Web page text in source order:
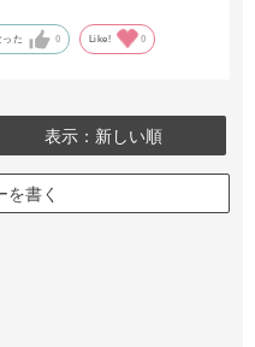
った 0 Like! 0
表示：新しい順
を書く